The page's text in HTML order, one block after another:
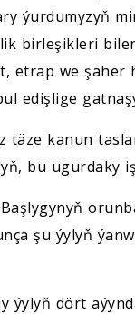
ýurdumyzyň
birleşikleri
etrap we
edişlige
täze kanun
bu ugurdaky
şu ýylyň
ýylyň dört